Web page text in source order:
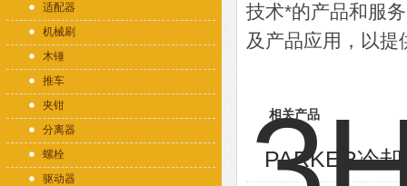
适配器
机械刷
木锤
推车
夹钳
分离器
螺栓
驱动器
技术*的产品和服
及产品应用，以提
相关产品
PARKER冷